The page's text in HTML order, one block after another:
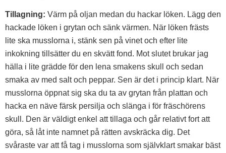
Tillagning: Värm på oljan medan du hackar löken. Lägg den
hackade löken i grytan och sänk värmen. När löken frästs
lite ska musslorna i, stänk sen på vinet och efter lite
inkokning tillsätter du en skvätt fond. Mot slutet brukar jag
hälla i lite grädde för den lena smakens skull och sedan
smaka av med salt och peppar. Sen är det i princip klart. När
musslorna öppnat sig ska du ta av grytan från plattan och
hacka en näve färsk persilja och slänga i för fräschörens
skull. Den är väldigt enkel att tillaga och går relativt fort att
göra, så låt inte namnet på rätten avskräcka dig. Det
svåraste var att få tag i musslorna som självklart smakar bäst